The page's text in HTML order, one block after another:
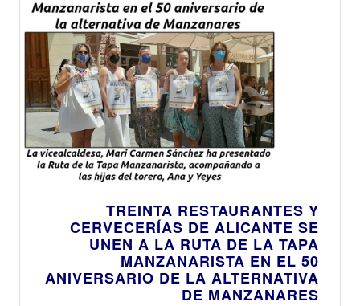
TREINTA RESTAURANTES Y
CERVECERÍAS DE ALICANTE SE
UNEN A LA RUTA DE LA TAPA
MANZANARISTA EN EL 50
ANIVERSARIO DE LA ALTERNATIVA
DE MANZANARES